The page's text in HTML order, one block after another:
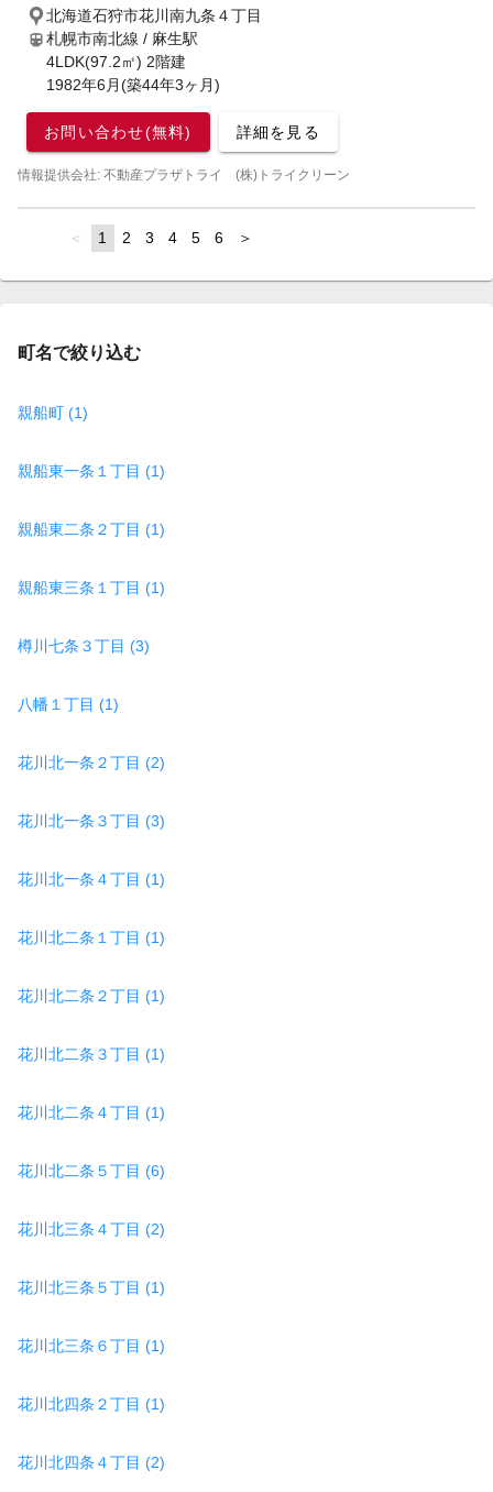
北海道石狩市花川南九条４丁目
札幌市南北線 / 麻生駅
4LDK(97.2㎡) 2階建
1982年6月(築44年3ヶ月)
お問い合わせ(無料) 詳細を見る
情報提供会社: 不動産プラザトライ (株)トライクリーン
page
You're
page
1 page
2 page
3 page
4 page
5 page
6 page
町名で絞り込む
親船町 (1)
親船東一条１丁目 (1)
親船東二条２丁目 (1)
親船東三条１丁目 (1)
樽川七条３丁目 (3)
八幡１丁目 (1)
花川北一条２丁目 (2)
花川北一条３丁目 (3)
花川北一条４丁目 (1)
花川北二条１丁目 (1)
花川北二条２丁目 (1)
花川北二条３丁目 (1)
花川北二条４丁目 (1)
花川北二条５丁目 (6)
花川北三条４丁目 (2)
花川北三条５丁目 (1)
花川北三条６丁目 (1)
花川北四条２丁目 (1)
花川北四条４丁目 (2)